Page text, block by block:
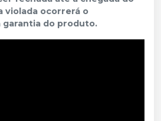
violada ocorrerá o
garantia do produto.